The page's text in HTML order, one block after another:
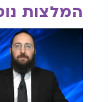
המלצות